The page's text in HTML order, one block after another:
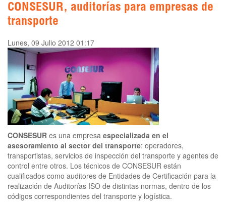
CONSESUR, auditorías para empresas de
transporte
Lunes, 09 Julio 2012 01:17
CONSESUR es una empresa especializada en el
asesoramiento al sector del transporte: operadores,
transportistas, servicios de inspección del transporte y agentes de
control entre otros. Los técnicos de CONSESUR están
cualificados como auditores de Entidades de Certificación para la
realización de Auditorías ISO de distintas normas, dentro de los
códigos correspondientes del transporte y logística.